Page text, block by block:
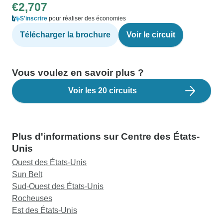
€2,707
S'inscrire pour réaliser des économies
Télécharger la brochure Voir le circuit
Vous voulez en savoir plus ?
Voir les 20 circuits
Plus d'informations sur Centre des États-
Unis
Ouest des États-Unis
Sun Belt
Sud-Ouest des États-Unis
Rocheuses
Est des États-Unis